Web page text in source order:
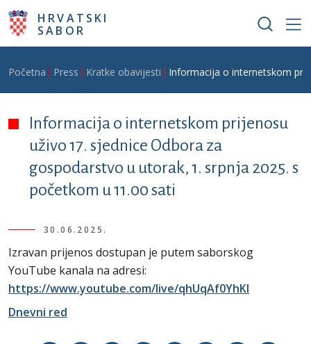
Skoči na glavni sadržaj
HRVATSKI
SABOR
Breadcrumb
Početna Press Kratke obavijesti Informacija o internetskom
Informacija o internetskom prijenosu
uživo 17. sjednice Odbora za
gospodarstvo u utorak, 1. srpnja 2025. s
početkom u 11.00 sati
30.06.2025.
Izravan prijenos dostupan je putem saborskog
YouTube kanala na adresi:
https://www.youtube.com/live/qhUqAf0YhKI
Dnevni red